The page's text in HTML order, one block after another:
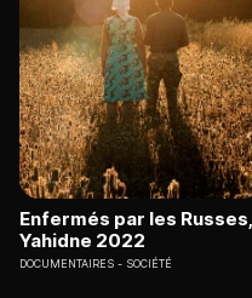
Enfermés par les Russes,
Yahidne 2022
DOCUMENTAIRES SOCIÉTÉ